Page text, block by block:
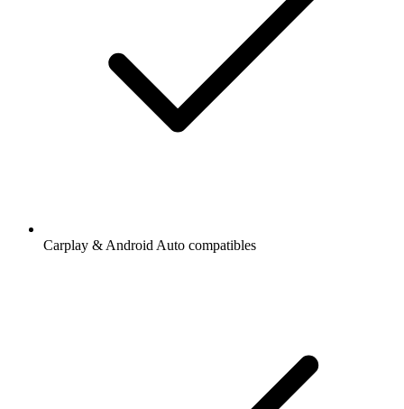
Carplay & Android Auto compatibles